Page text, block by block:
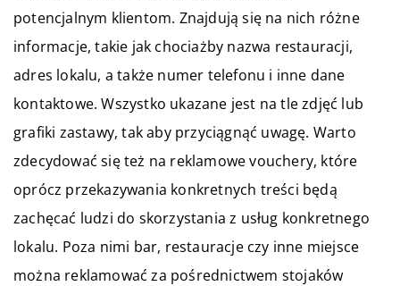
potencjalnym klientom. Znajdują się na nich różne
informacje, takie jak chociażby nazwa restauracji,
adres lokalu, a także numer telefonu i inne dane
kontaktowe. Wszystko ukazane jest na tle zdjęć lub
grafiki zastawy, tak aby przyciągnąć uwagę. Warto
zdecydować się też na reklamowe vouchery, które
oprócz przekazywania konkretnych treści będą
zachęcać ludzi do skorzystania z usług konkretnego
lokalu. Poza nimi bar, restauracje czy inne miejsce
można reklamować za pośrednictwem stojaków